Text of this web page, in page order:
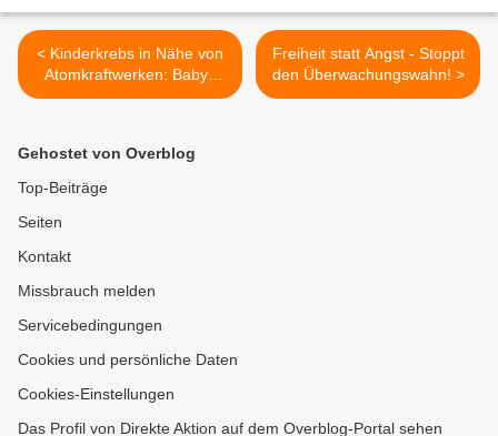
< Kinderkrebs in Nähe von
Atomkraftwerken: Babys
haben häufiger Leukämie
Freiheit statt Angst - Stoppt
den Überwachungswahn! >
Gehostet von Overblog
Top-Beiträge
Seiten
Kontakt
Missbrauch melden
Servicebedingungen
Cookies und persönliche Daten
Cookies-Einstellungen
Das Profil von Direkte Aktion auf dem Overblog-Portal sehen